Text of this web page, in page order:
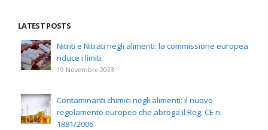
LATEST POSTS
Nitriti e Nitrati negli alimenti: la commissione europea
riduce i limiti
19 Novembre 2023
Contaminanti chimici negli alimenti: il nuovo
regolamento europeo che abroga il Reg. CE n.
1881/2006